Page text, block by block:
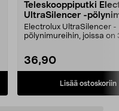
Teleskooppiputki
UltraSilencer -
Electrolux UltraSilencer -
pölynimureihin, joissa on
36,90
Lisää ostoskoriin